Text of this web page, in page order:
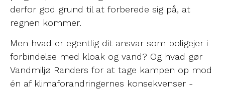
derfor god grund til at forberede sig på, at
regnen kommer.
Men hvad er egentlig dit ansvar som boligejer i
forbindelse med kloak og vand? Og hvad gør
Vandmiljø Randers for at tage kampen op mod
én af klimaforandringernes konsekvenser -